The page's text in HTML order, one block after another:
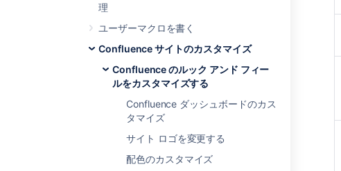
理
ユーザーマクロを書く
Confluence サイトのカスタマイズ
Confluence のルック アンド フィー
ルをカスタマイズする
Confluence ダッシュボードのカス
タマイズ
サイト ロゴを変更する
配色のカスタマイズ